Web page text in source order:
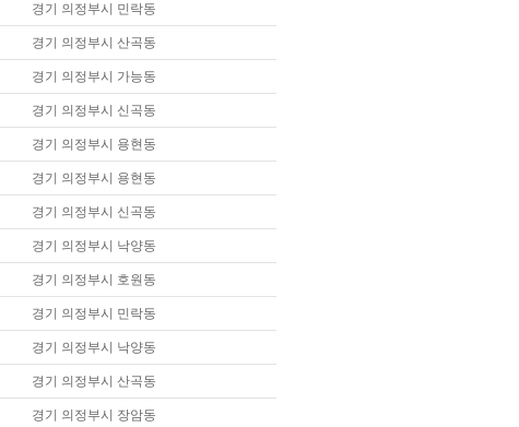
경기 의정부시 민락동
경기 의정부시 산곡동
경기 의정부시 가능동
경기 의정부시 신곡동
경기 의정부시 용현동
경기 의정부시 용현동
경기 의정부시 신곡동
경기 의정부시 낙양동
경기 의정부시 호원동
경기 의정부시 민락동
경기 의정부시 낙양동
경기 의정부시 산곡동
경기 의정부시 장암동